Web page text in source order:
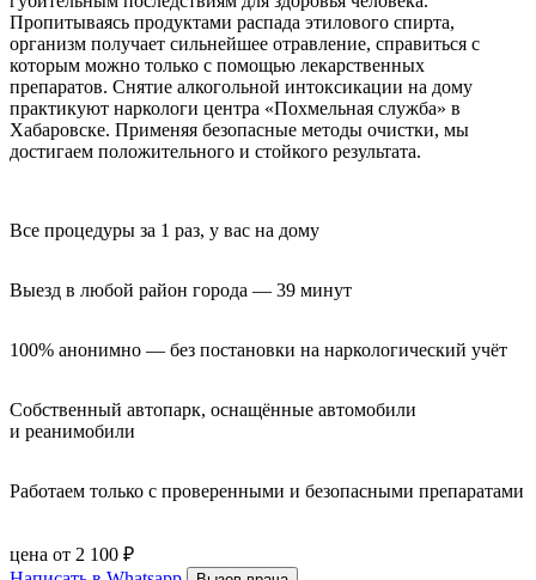
Пропитываясь продуктами распада этилового спирта,
организм получает сильнейшее отравление, справиться с
которым можно только с помощью лекарственных
препаратов. Снятие алкогольной интоксикации на дому
практикуют наркологи центра «Похмельная служба» в
Хабаровске. Применяя безопасные методы очистки, мы
достигаем положительного и стойкого результата.
Все процедуры за 1 раз, у вас на дому
Выезд в любой район города — 39 минут
100% анонимно — без постановки на наркологический учёт
Собственный автопарк, оснащённые автомобили
и реанимобили
Работаем только с проверенными и безопасными препаратами
цена от 2 100 ₽